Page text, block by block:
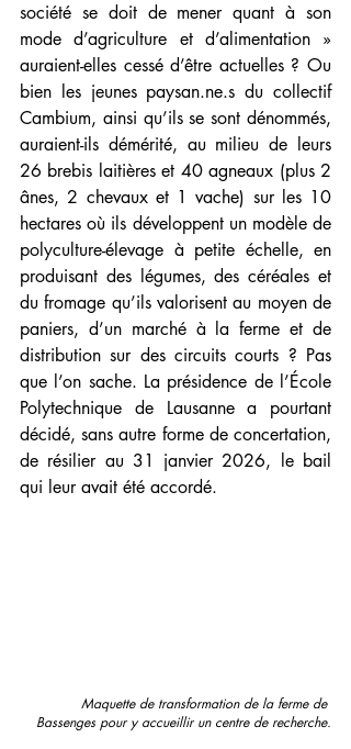
société se doit de mener quant à son
mode d’agriculture et d’alimentation »
auraient-elles cessé d’être actuelles ? Ou
bien les jeunes paysan.ne.s du collectif
Cambium, ainsi qu’ils se sont dénommés,
auraient-ils démérité, au milieu de leurs
26 brebis laitières et 40 agneaux (plus 2
ânes, 2 chevaux et 1 vache) sur les 10
hectares où ils développent un modèle de
polyculture-élevage à petite échelle, en
produisant des légumes, des céréales et
du fromage qu’ils valorisent au moyen de
paniers, d’un marché à la ferme et de
distribution sur des circuits courts ? Pas
que l’on sache. La présidence de l’École
Polytechnique de Lausanne a pourtant
décidé, sans autre forme de concertation,
de résilier au 31 janvier 2026, le bail
qui leur avait été accordé.
Maquette de transformation de la ferme de
Bassenges pour y accueillir un centre de recherche.